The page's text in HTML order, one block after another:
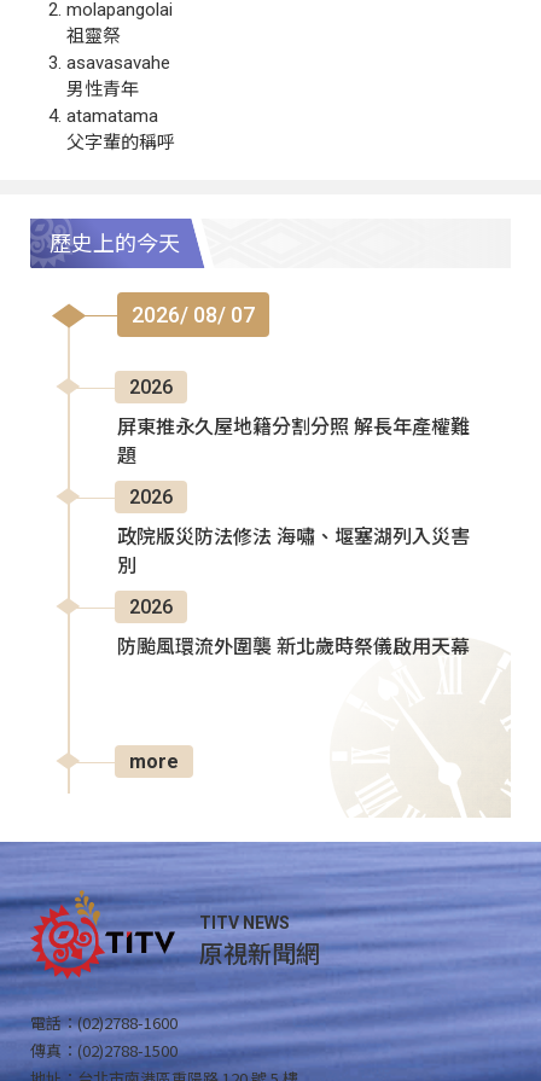
molapangolai
祖靈祭
asavasavahe
男性青年
atamatama
父字輩的稱呼
歷史上的今天
2026/ 08/ 07
2026
屏東推永久屋地籍分割分照 解長年產權難
題
2026
政院版災防法修法 海嘯、堰塞湖列入災害
別
2026
防颱風環流外圍襲 新北歲時祭儀啟用天幕
more
TITV NEWS
原視新聞網
電話：(02)2788-1600
傳真：(02)2788-1500